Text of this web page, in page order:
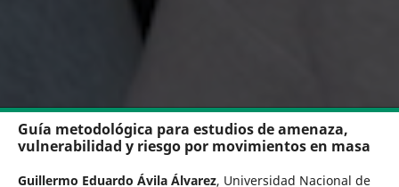
Guía metodológica para estudios de amenaza,
vulnerabilidad y riesgo por movimientos en masa
Guillermo Eduardo Ávila Álvarez, Universidad Nacional de